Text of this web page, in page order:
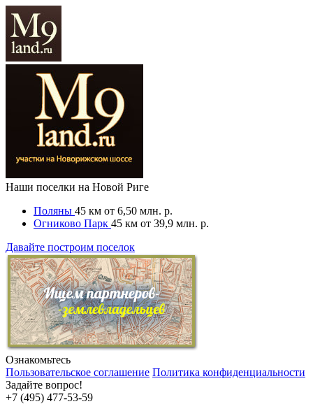
Наши поселки на Новой Риге
Поляны 45 км от 6,50 млн. р.
Огниково Парк 45 км от 39,9 млн. р.
Давайте построим поселок
Ознакомьтесь
Пользовательское соглашение Политика конфиденциальности
Задайте вопрос!
+7 (495) 477-53-59